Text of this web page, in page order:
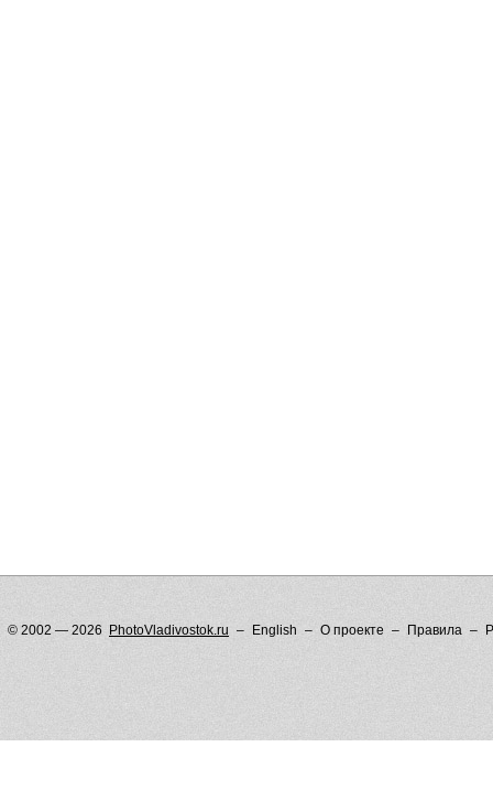
© 2002 — 2026 PhotoVladivostok.ru English О проекте Правила